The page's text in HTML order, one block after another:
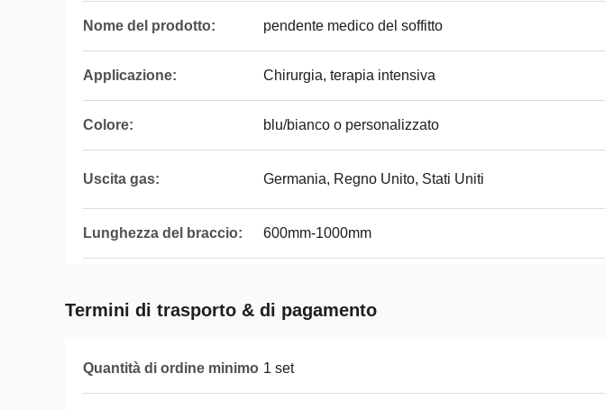
Nome del prodotto: pendente medico del soffitto
Applicazione: Chirurgia, terapia intensiva
Colore: blu/bianco o personalizzato
Uscita gas: Germania, Regno Unito, Stati Uniti
Lunghezza del braccio: 600mm-1000mm
Termini di trasporto & di pagamento
Quantità di ordine minimo 1 set